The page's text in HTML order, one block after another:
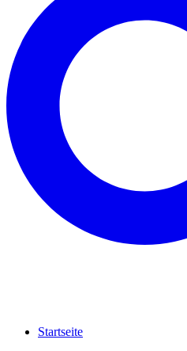
Startseite